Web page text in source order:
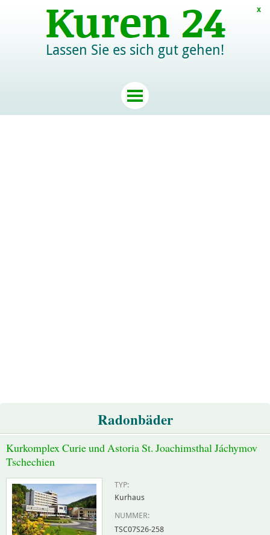
Lassen Sie es sich gut gehen!
Radonbäder
Kurkomplex Curie und Astoria St. Joachimsthal Jáchymov
Tschechien
TYP:
Kurhaus
NUMMER:
TSC07S26-258
x